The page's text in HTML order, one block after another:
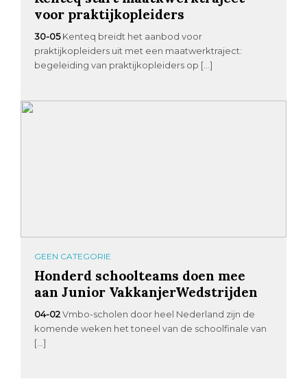
voor praktijkopleiders
30-05 Kenteq breidt het aanbod voor
praktijkopleiders uit met een maatwerktraject:
begeleiding van praktijkopleiders op […]
GEEN CATEGORIE
Honderd schoolteams doen mee
aan Junior VakkanjerWedstrijden
04-02 Vmbo-scholen door heel Nederland zijn de
komende weken het toneel van de schoolfinale van
[…]